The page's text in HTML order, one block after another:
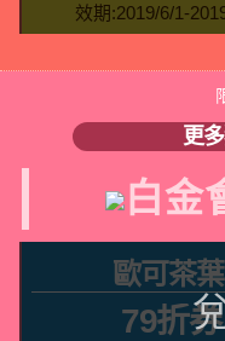
效期:2019/6/1-
更
白金
歐可茶葉
79折券